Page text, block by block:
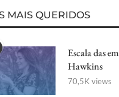
MAIS QUERIDOS
Escala das
Hawkins
70,5K views